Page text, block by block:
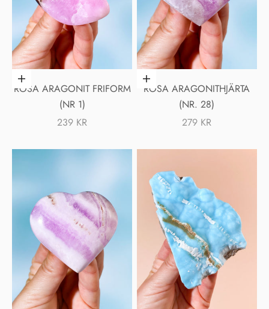
Lägg i varukorgen
ROSA ARAGONIT FRIFORM
(NR 1)
REA-PRIS
239 KR
Lägg i varukorgen
ROSA ARAGONITHJÄRTA
(NR. 28)
REA-PRIS
279 KR